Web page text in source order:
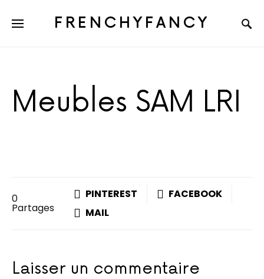
FRENCHYFANCY
Meubles SAM LRI
0
Partages
PINTEREST
FACEBOOK
MAIL
Laisser un commentaire